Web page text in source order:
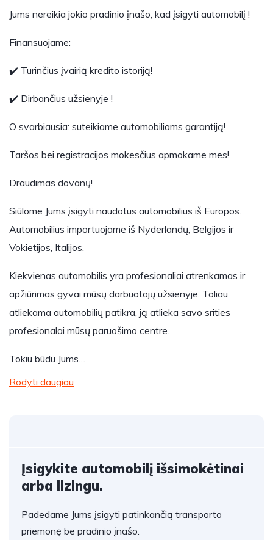
Jums nereikia jokio pradinio įnašo, kad įsigyti automobilį !
Finansuojame:
✔️ Turinčius įvairią kredito istoriją!
✔️ Dirbančius užsienyje !
O svarbiausia: suteikiame automobiliams garantiją!
Taršos bei registracijos mokesčius apmokame mes!
Draudimas dovanų!
Siūlome Jums įsigyti naudotus automobilius iš Europos.
Automobilius importuojame iš Nyderlandų, Belgijos ir
Vokietijos, Italijos.
Kiekvienas automobilis yra profesionaliai atrenkamas ir
apžiūrimas gyvai mūsų darbuotojų užsienyje. Toliau
atliekama automobilių patikra, ją atlieka savo srities
profesionalai mūsų paruošimo centre.
Tokiu būdu Jums…
Rodyti daugiau
Įsigykite automobilį išsimokėtinai
arba lizingu.
Padedame Jums įsigyti patinkančią transporto
priemonę be pradinio įnašo.